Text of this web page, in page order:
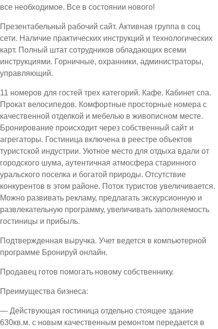
все необходимое. Все в состоянии нового!
Презентабельный рабочий сайт. Активная группа в соц
сети. Наличие практических инструкций и технологических
карт. Полный штат сотрудников обладающих всеми
инструкциями. Горничные, охранники, администраторы,
управляющий.
11 номеров для гостей трех категорий. Кафе. Кабинет спа.
Прокат велосипедов. Комфортные просторные номера с
качественной отделкой и мебелью в живописном месте.
Бронирование происходит через собственный сайт и
агрегаторы. Гостиница включена в реестре объектов
туристской индустрии. Уютное место для отдыха вдали от
городского шума, аутентичная атмосфера старинного
уральского поселка и богатой природы. Отсутствие
конкурентов в этом районе. Поток туристов увеличивается.
Можно развивать рекламу, предлагать экскурсионную и
развлекательную программу, увеличивать заполняемость
гостиницы и прибыль.
Подтвержденная выручка. Учет ведется в компьютерной
программе Бронируй онлайн.
Продавец готов помогать новому собственнику.
Преимущества бизнеса:
— Действующая гостиница отдельно стоящее здание
630кв.м. с новым качественным ремонтом передается в